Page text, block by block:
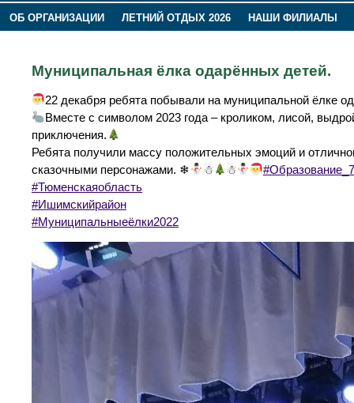
ОБ ОРГАНИЗАЦИИ ЛЕТНИЙ ОТДЫХ 2026
НАШИ ФИЛИАЛЫ
Муниципальная ёлка одарённых детей.
22 декабря ребята побывали на муниципальной ёлке
Вместе с символом 2023 года – кроликом, лисой,
приключения.
Ребята получили массу положительных эмоций и
сказочными персонажами. ❄
☃ ☃
#Тюменскаяобласть
#Ишимскийрайон
#Муниципальныеёлки2022